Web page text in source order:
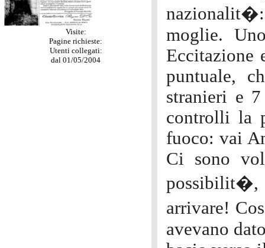
Visite:
Pagine richieste:
Utenti collegati:
dal 01/05/2004
moglie.
Eccitazione
puntuale,
stranieri e
controlli la
fuoco: vai
Ci sono
arrivare!
avevano